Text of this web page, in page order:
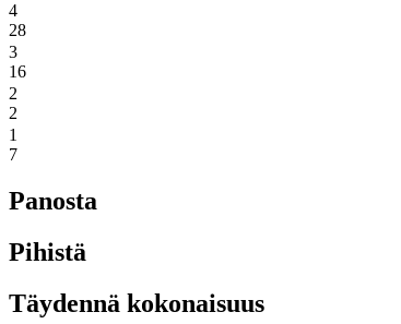
4
28
3
16
2
2
1
7
Panosta
Pihistä
Täydennä kokonaisuus